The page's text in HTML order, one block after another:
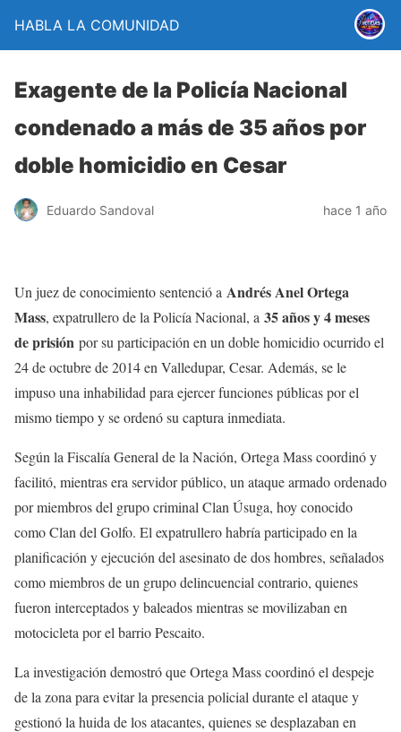
HABLA LA COMUNIDAD
Exagente de la Policía Nacional
condenado a más de 35 años por
doble homicidio en Cesar
Eduardo Sandoval hace 1 año
Un juez de conocimiento sentenció a Andrés Anel Ortega
Mass, expatrullero de la Policía Nacional, a 35 años y 4 meses
de prisión por su participación en un doble homicidio ocurrido el
24 de octubre de 2014 en Valledupar, Cesar. Además, se le
impuso una inhabilidad para ejercer funciones públicas por el
mismo tiempo y se ordenó su captura inmediata.
Según la Fiscalía General de la Nación, Ortega Mass coordinó y
facilitó, mientras era servidor público, un ataque armado ordenado
por miembros del grupo criminal Clan Úsuga, hoy conocido
como Clan del Golfo. El expatrullero habría participado en la
planificación y ejecución del asesinato de dos hombres, señalados
como miembros de un grupo delincuencial contrario, quienes
fueron interceptados y baleados mientras se movilizaban en
motocicleta por el barrio Pescaito.
La investigación demostró que Ortega Mass coordinó el despeje
de la zona para evitar la presencia policial durante el ataque y
gestionó la huida de los atacantes, quienes se desplazaban en